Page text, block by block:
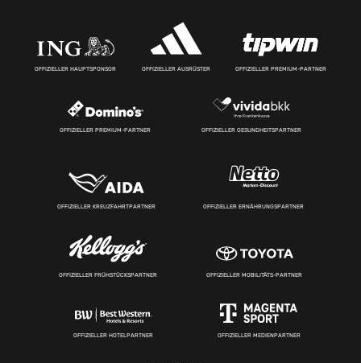
OFFIZIELLER HAUPTSPONSOR OFFIZIELLER AUSRÜSTER OFFIZIELLER PREMIUM-PARTNER
OFFIZIELLER PREMIUM-PARTNER OFFIZIELLER GESUNDHEITSPARTNER
OFFIZIELLER KREUZFAHRTPARTNER OFFIZIELLER ERNÄHRUNGSPARTNER
OFFIZIELLER FRÜHSTÜCKSPARTNER OFFIZIELLER MOBILITÄTS-PARTNER
OFFIZIELLER HOTELPARTNER OFFIZIELLER MEDIENPARTNER